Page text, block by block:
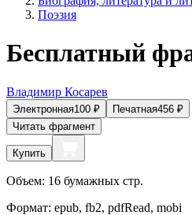
Поэзия
Бесплатный
Владимир Косарев
Электронная100 ₽ Печатная456 ₽
Читать фрагмент
Купить
Объем: 16 бумажных стр.
Формат: epub, fb2, pdfRead, mobi